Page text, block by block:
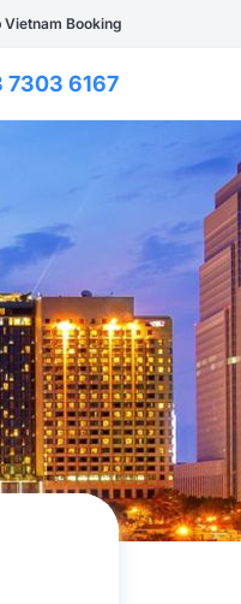
Vietnam Booking
7303 6167